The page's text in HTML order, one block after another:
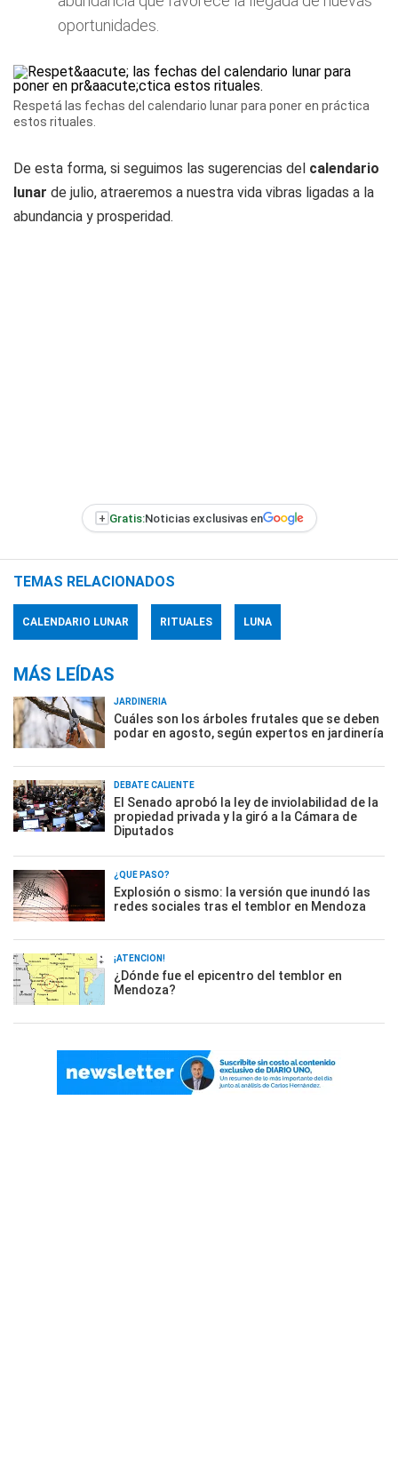
oportunidades.
Respetá las fechas del calendario lunar para poner en práctica
estos rituales.
De esta forma, si seguimos las sugerencias del calendario
lunar de julio, atraeremos a nuestra vida vibras ligadas a la
abundancia y prosperidad.
+ Gratis:Noticias exclusivas en
TEMAS RELACIONADOS
CALENDARIO LUNAR RITUALES LUNA
MÁS LEÍDAS
JARDINERÍA
Cuáles son los árboles frutales que se deben
podar en agosto, según expertos en jardinería
DEBATE CALIENTE
El Senado aprobó la ley de inviolabilidad de la
propiedad privada y la giró a la Cámara de
Diputados
¿QUÉ PASÓ?
Explosión o sismo: la versión que inundó las
redes sociales tras el temblor en Mendoza
¡ATENCIÓN!
¿Dónde fue el epicentro del temblor en
Mendoza?